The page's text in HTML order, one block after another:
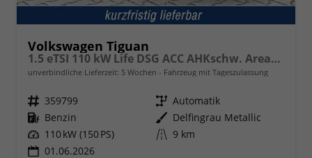
Volkswagen Tiguan
1.5 eTSI 110 kW Life DSG ACC AHKschw. AreaView
unverbindliche Lieferzeit: 5 Wochen Fahrzeug mit Tageszulassung
Fahrzeugnr. 359799 Getriebe Automatik
Kraftstoff Benzin Außenfarbe Delfingrau Metallic
Leistung 110 kW (150 PS) Kilometerstand 9 km
01.06.2026